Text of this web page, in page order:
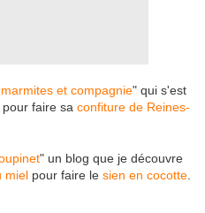
et compagnie" qui s'est
faire sa confiture de Reines-
" un blog que je découvre
miel pour faire le sien en cocotte